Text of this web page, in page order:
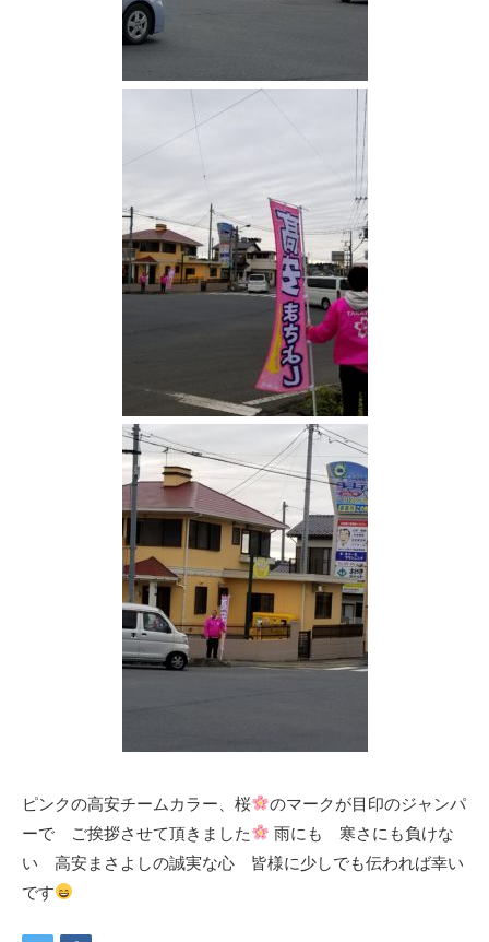
ピンクの高安チームカラー、桜
のマークが目印のジャンパ
ーで ご挨拶させて頂きました
雨にも 寒さにも負けな
い 高安まさよしの誠実な心 皆様に少しでも伝われば幸い
です